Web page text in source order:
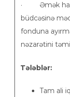
· Əmək
büdcəsinə
fonduna
nəzarətini
Tələblər:
Tam ali